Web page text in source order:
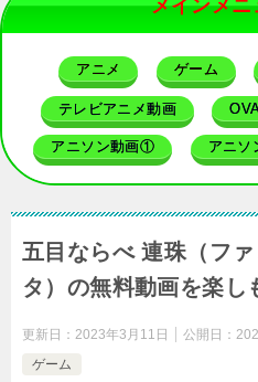
メインメニ
アニメ ゲーム
テレビアニメ動画
アニソン動画① アニ
五目ならべ 連珠（フ
タ）の無料動画を楽し
更新日： 2023年3月11日 公開日：
ゲーム